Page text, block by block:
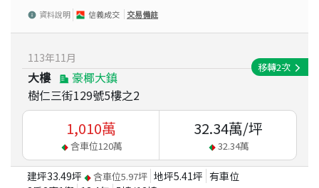
資料說明 信義成交 交易備註
113年11 月
大樓
豪椰大鎮
樹仁三街129號5樓之2
移轉2次
1,010萬
含車位120萬
32.34萬/坪
32.34萬
建坪33.49坪 含車位5.97坪 地坪5.41坪 有車位